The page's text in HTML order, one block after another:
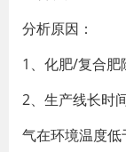
分析原因：
1、化肥/复合肥
2、生产线长时
气在环境温度